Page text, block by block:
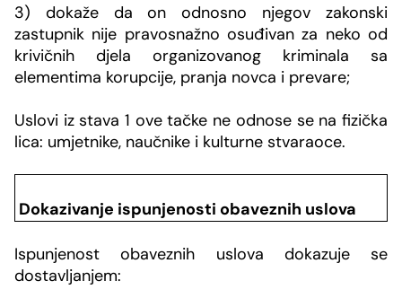
3) dokaže da on odnosno njegov zakonski
zastupnik nije pravosnažno osuđivan za neko od
krivičnih djela organizovanog kriminala sa
elementima korupcije, pranja novca i prevare;
Uslovi iz stava 1 ove tačke ne odnose se na fizička
lica: umjetnike, naučnike i kulturne stvaraoce.
Dokazivanje ispunjenosti obaveznih uslova
Ispunjenost obaveznih uslova dokazuje se
dostavljanjem: